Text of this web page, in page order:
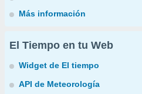
Más información
El Tiempo en tu Web
Widget de El tiempo
API de Meteorología